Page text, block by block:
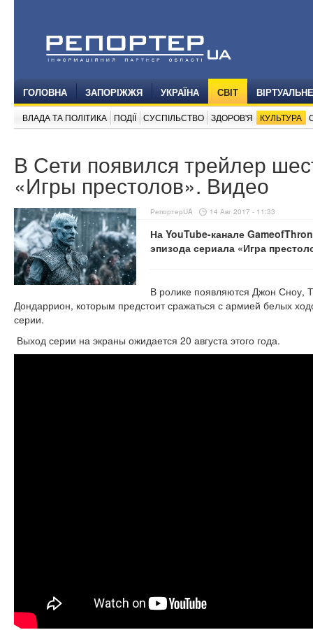
ГОЛОВНА ЗАПОРІЖЖЯ УКРАЇНА СВІТ
ВЛАДА ТА ПОЛІТИКА ПОДІЇ СУСПІЛЬСТВО ЗДОРОВ'Я КУЛЬТУРА
В Сети появился трейлер
«Игры престолов». Видео
РепортерUA 14 Авг 2017 - 11:33
На YouTube-канале
эпизода сериала «Игра
В ролике появляются Джон Сноу,
Дондаррион, которым предстоит сражаться с армией белых
серии.
Выход серии на экраны ожидается 20 августа этого года.